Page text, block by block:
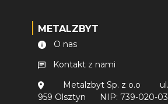
METALZBYT
O nas
Kontakt z nami
Metalzbyt Sp. z o.o
959 Olsztyn
NIP: 739-020-